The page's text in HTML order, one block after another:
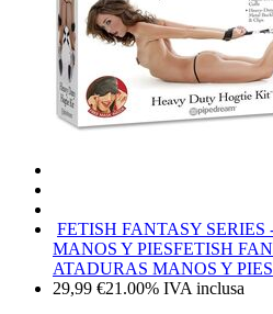
FETISH FANTASY
MANOS Y PIESFETISH
ATADURAS MANOS Y PIES
29,99 €21.00% IVA inclusa